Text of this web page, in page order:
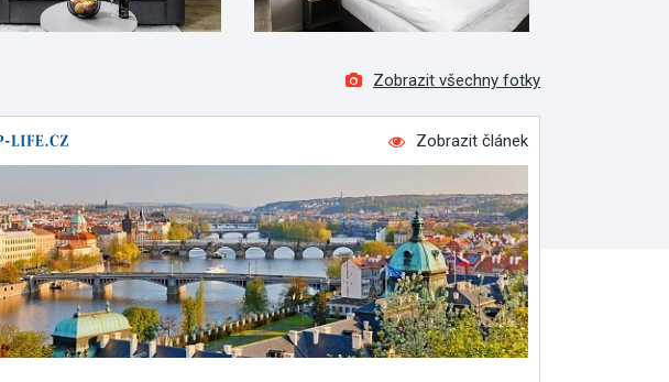
Zobrazit všechny fotky
Zobrazit článek